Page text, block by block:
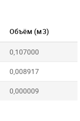
Объём (м3)
0,107000
0,008917
0,000009